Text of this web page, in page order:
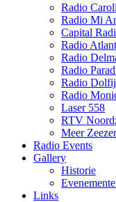
Radio
Radio Mi
Capital
Radio
Radio
Radio
Radio
Radio
Laser 558
RTV
Meer
Radio Events
Gallery
Historie
Links